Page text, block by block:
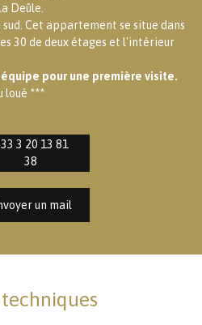
Deûle.
Cet appartement se situe dans
30 de deux étages et l'intérieur
pour une première visite.
loué ***
3 20 13 81
38
un mail